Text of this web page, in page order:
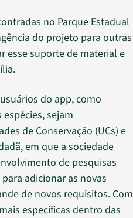
no Parque Estadual
do projeto para outras
esse suporte de material e
do app, como
sejam
de Conservação (UCs) e
em que a sociedade
de pesquisas
adicionar as novas
de novos requisitos. Com
específicas dentro das